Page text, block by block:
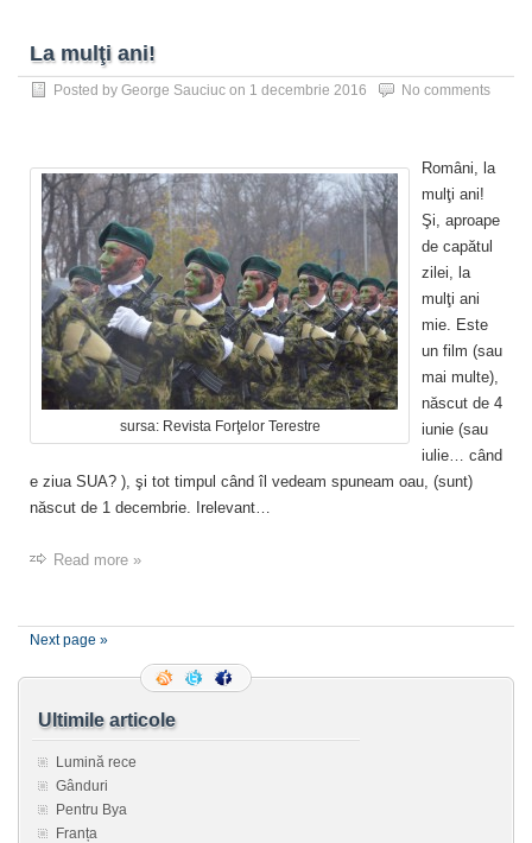
La mulţi ani!
Posted by George Sauciuc on 1 decembrie 2016 No comments
sursa: Revista Forţelor Terestre
Români, la
mulţi ani!
Şi, aproape
de capătul
zilei, la
mulţi ani
mie. Este
un film (sau
mai multe),
născut de 4
iunie (sau
iulie… când
e ziua SUA? ), şi tot timpul când îl vedeam spuneam oau, (sunt)
născut de 1 decembrie. Irelevant…
Read more »
Next page »
Ultimile articole
Lumină rece
Gânduri
Pentru Bya
Franța